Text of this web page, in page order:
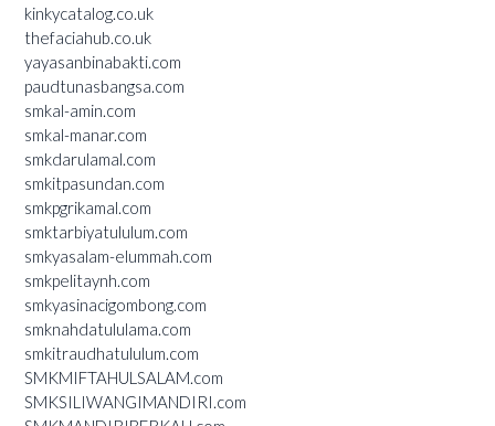
kinkycatalog.co.uk
thefaciahub.co.uk
yayasanbinabakti.com
paudtunasbangsa.com
smkal-amin.com
smkal-manar.com
smkdarulamal.com
smkitpasundan.com
smkpgrikamal.com
smktarbiyatululum.com
smkyasalam-elummah.com
smkpelitaynh.com
smkyasinacigombong.com
smknahdatululama.com
smkitraudhatululum.com
SMKMIFTAHULSALAM.com
SMKSILIWANGIMANDIRI.com